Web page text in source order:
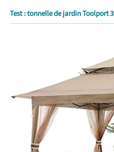
Test : tonnelle de jardin Toolport